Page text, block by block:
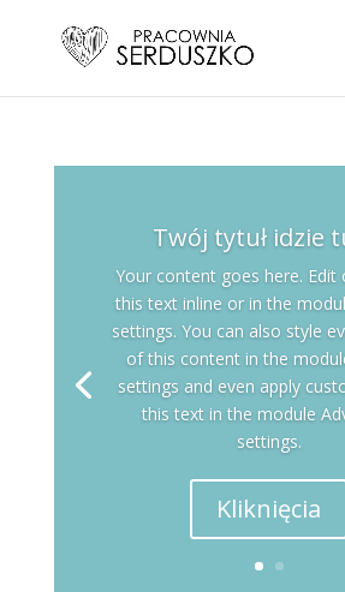
Twój tytuł idzie
Your content goes here. Edit
this text inline or in the
settings. You can also style
of this content in the
settings and even apply
this text in the module
settings.
Kliknięcia